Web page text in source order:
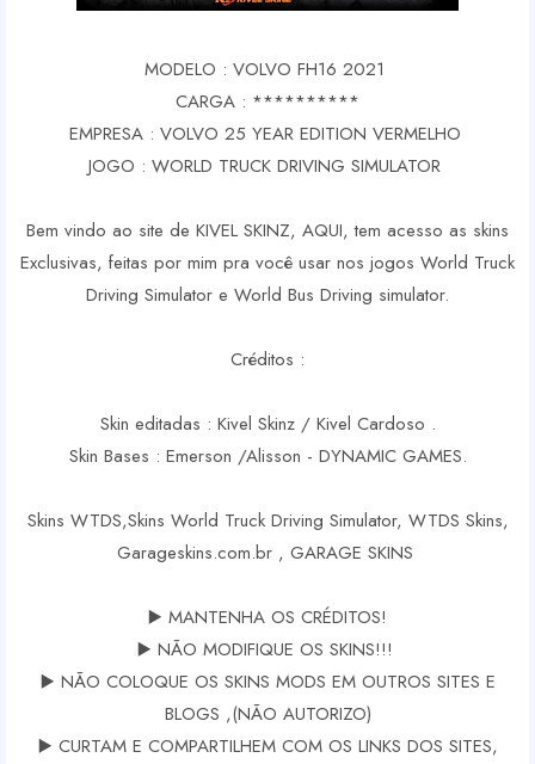
MODELO : VOLVO FH16 2021
CARGA : **********
EMPRESA : VOLVO 25 YEAR EDITION VERMELHO
JOGO : WORLD TRUCK DRIVING SIMULATOR
Bem vindo ao site de KIVEL SKINZ, AQUI, tem acesso as skins
Exclusivas, feitas por mim pra você usar nos jogos World Truck
Driving Simulator e World Bus Driving simulator.
Créditos :
Skin editadas : Kivel Skinz / Kivel Cardoso .
Skin Bases : Emerson /Alisson - DYNAMIC GAMES.
Skins WTDS,Skins World Truck Driving Simulator, WTDS Skins,
Garageskins.com.br , GARAGE SKINS
▶️ MANTENHA OS CRÉDITOS!
▶️ NÃO MODIFIQUE OS SKINS!!!
▶️ NÃO COLOQUE OS SKINS MODS EM OUTROS SITES E
BLOGS ,(NÃO AUTORIZO)
▶️ CURTAM E COMPARTILHEM COM OS LINKS DOS SITES,